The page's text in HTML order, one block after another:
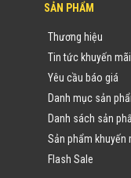
SẢN PHẨM
Thương hiệu
Tin tức khuyến mãi
Yêu cầu báo giá
Danh mục sản
Danh sách sản
Sản phẩm khuyến
Flash Sale